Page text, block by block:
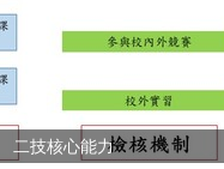
二技核心能力